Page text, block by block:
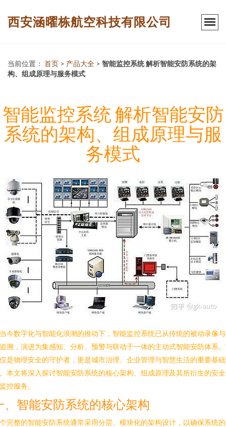
西安涵曜栋航空科技有限公司
当前位置： 首页 > 产品大全 > 智能监控系统 解析智能安防系统的架
构、组成原理与服务模式
智能监控系统 解析智能安防
系统的架构、组成原理与服
务模式
今数字化与智能化浪潮的推动下，智能监控系统已从传统的被动录像
溯，演进为集感知、分析、预警与联动于一体的主动式智能安防体系
是物理安全的守护者，更是城市治理、企业管理与智慧生活的重要基
本文将深入探讨智能安防系统的核心架构、组成原理及其所衍生的安
控服务。
、智能安防系统的核心架构
完整的智能安防系统通常采用分层、模块化的架构设计，以确保系统